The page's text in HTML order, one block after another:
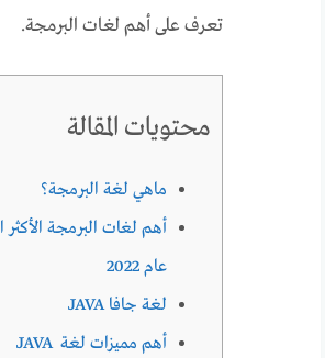
تعرف على أهم لغات البرمجة.
محتويات المقالة
ماهي لغة البرمجة؟
أهم لغات البرمجة الأكثر
عام 2022
لغة جافا JAVA
أهم مميزات لغة JAVA